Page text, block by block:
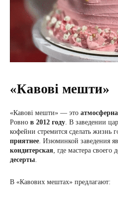
«Кавові мешти»
«Кавові мешти» — это
Ровно в 2012 году. В заведении
кофейни стремится сделать жизнь
приятнее. Изюминкой заведения
кондитерская, где мастера своего
десерты.
В «Кавових мештах» предлагают: